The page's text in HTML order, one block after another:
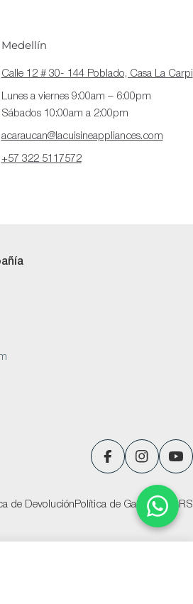
Medellín
Calle 12 # 30- 144 Poblado, Casa La Carpi
Lunes a viernes 9:00am – 6:00pm
Sábados 10:00am a 2:00pm
acaraucan@lacuisineappliances.com
+57 322 5117572
FacebookInstagram
de Devolución Política de Garantías PQRS